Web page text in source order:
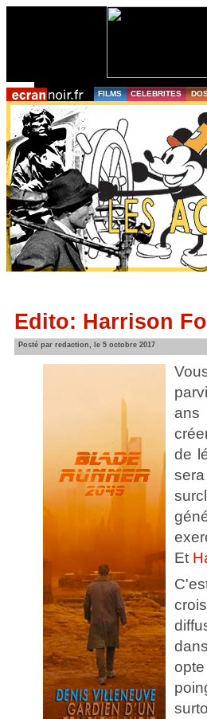
FILMS CELEBRITES
Edito: Harrison
Posté par redaction, le 5 octobre 2017
ans
de
Et